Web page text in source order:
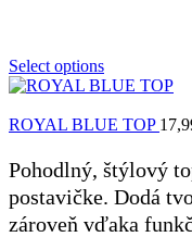
Select options
ROYAL BLUE TOP
Pohodlný, štýlový
postavičke. Dodá
zároveň vďaka